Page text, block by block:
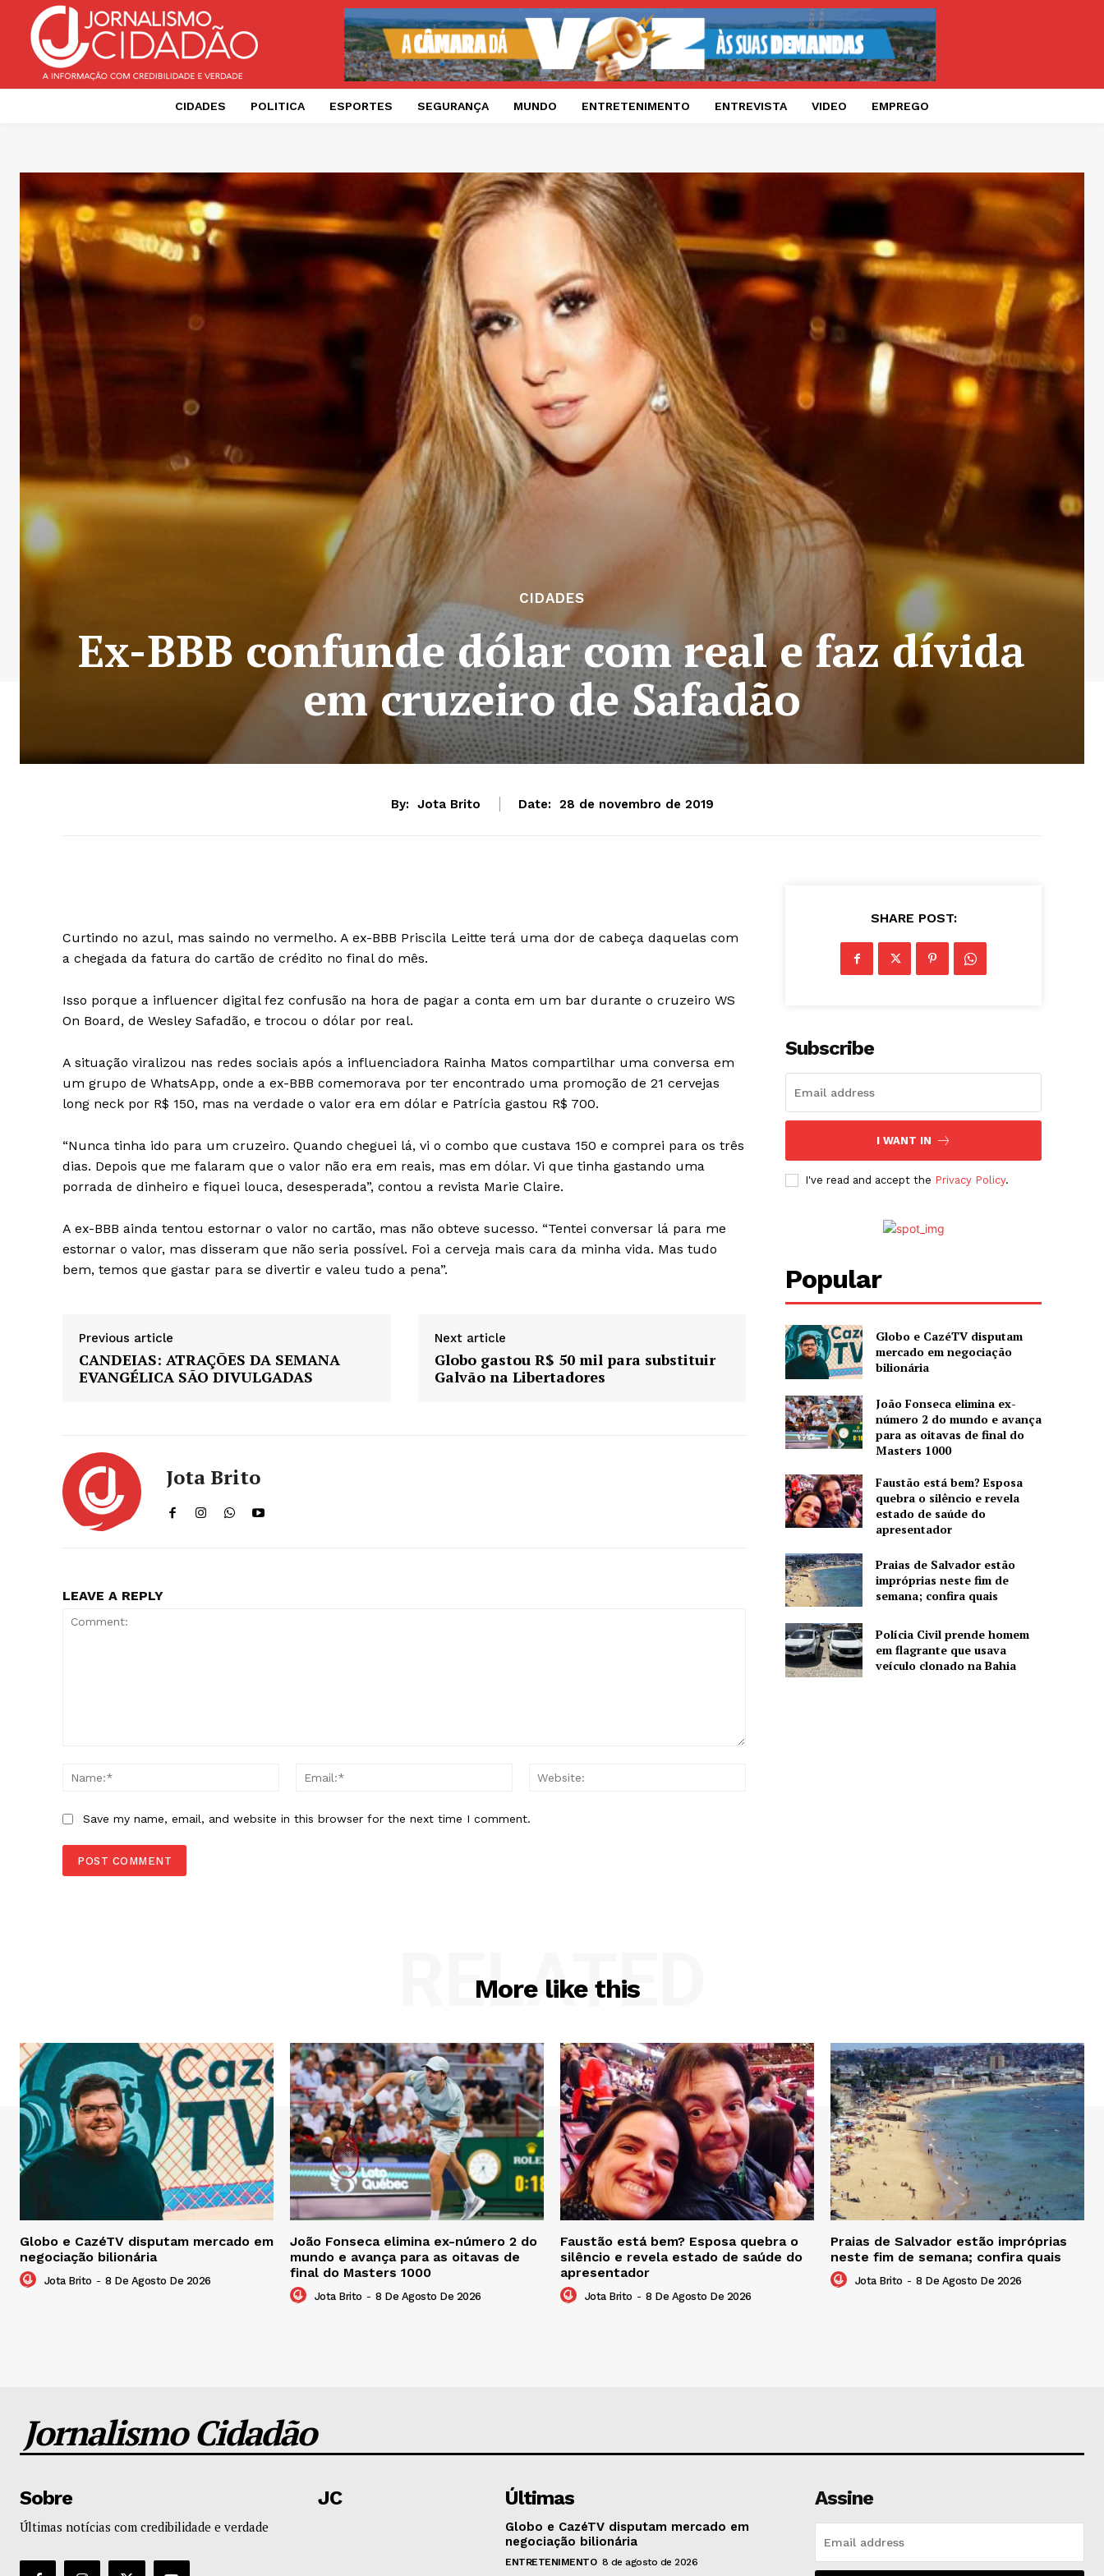
CIDADES POLITICA ESPORTES SEGURANÇA MUNDO ENTRETENIMENTO ENTREVISTA VIDEO EMPREGO
CIDADES
Ex-BBB confunde dólar com real e faz dívida
em cruzeiro de Safadão
By: Jota Brito Date: 28 de novembro de 2019
Curtindo no azul, mas saindo no vermelho. A ex-BBB Priscila Leitte terá uma dor de cabeça daquelas com
a chegada da fatura do cartão de crédito no final do mês.
Isso porque a influencer digital fez confusão na hora de pagar a conta em um bar durante o cruzeiro WS
On Board, de Wesley Safadão, e trocou o dólar por real.
A situação viralizou nas redes sociais após a influenciadora Rainha Matos compartilhar uma conversa em
um grupo de WhatsApp, onde a ex-BBB comemorava por ter encontrado uma promoção de 21 cervejas
long neck por R$ 150, mas na verdade o valor era em dólar e Patrícia gastou R$ 700.
“Nunca tinha ido para um cruzeiro. Quando cheguei lá, vi o combo que custava 150 e comprei para os três
dias. Depois que me falaram que o valor não era em reais, mas em dólar. Vi que tinha gastando uma
porrada de dinheiro e fiquei louca, desesperada”, contou a revista Marie Claire.
A ex-BBB ainda tentou estornar o valor no cartão, mas não obteve sucesso. “Tentei conversar lá para me
estornar o valor, mas disseram que não seria possível. Foi a cerveja mais cara da minha vida. Mas tudo
bem, temos que gastar para se divertir e valeu tudo a pena”.
Previous article
CANDEIAS: ATRAÇÕES DA SEMANA
EVANGÉLICA SÃO DIVULGADAS
Next article
Globo gastou R$ 50 mil para substituir
Galvão na Libertadores
Jota Brito
LEAVE A REPLY
Name:*
Email:*
Save my name, email, and website in this browser for the next time I comment.
SHARE POST:
Subscribe
I WANT IN
I've read and accept the Privacy Policy.
Popular
Globo e CazéTV disputam
mercado em negociação
bilionária
João Fonseca elimina ex-
número 2 do mundo e avança
para as oitavas de final do
Masters 1000
Faustão está bem? Esposa
quebra o silêncio e revela
estado de saúde do
apresentador
Praias de Salvador estão
impróprias neste fim de
semana; confira quais
Polícia Civil prende homem
em flagrante que usava
veículo clonado na Bahia
More like this
RELATED
Globo e CazéTV disputam mercado em
negociação bilionária
Jota Brito - 8 De Agosto De 2026
João Fonseca elimina ex-número 2 do
mundo e avança para as oitavas de
final do Masters 1000
Jota Brito - 8 De Agosto De 2026
Faustão está bem? Esposa quebra o
silêncio e revela estado de saúde do
apresentador
Jota Brito - 8 De Agosto De 2026
Praias de Salvador estão impróprias
neste fim de semana; confira quais
Jota Brito - 8 De Agosto De 2026
Jornalismo Cidadão
Sobre
Últimas notícias com credibilidade e verdade
JC Últimas
Globo e CazéTV disputam mercado em
negociação bilionária
ENTRETENIMENTO 8 de agosto de 2026
Assine